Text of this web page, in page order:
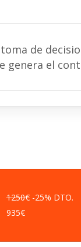
de
genera el
1250€-25% DTO.
935€